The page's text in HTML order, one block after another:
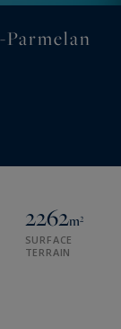
2262m²
SURFACE
TERRAIN